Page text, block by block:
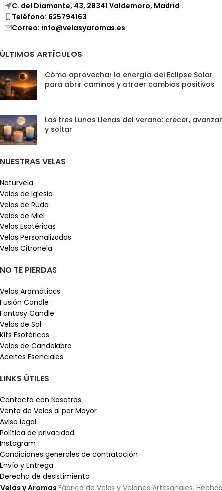
C. del Diamante, 43, 28341 Valdemoro, Madrid
Teléfono: 625794163
Correo: info@velasyaromas.es
ÚLTIMOS ARTÍCULOS
Cómo aprovechar la energía del Eclipse Solar
para abrir caminos y atraer cambios positivos
Las tres Lunas Llenas del verano: crecer, avanzar
y soltar
NUESTRAS VELAS
Naturvela
Velas de Iglesia
Velas de Ruda
Velas de Miel
Velas Esotéricas
Velas Personalizadas
Velas Citronela
NO TE PIERDAS
Velas Aromáticas
Fusión Candle
Fantasy Candle
Velas de Sal
Kits Esotéricos
Velas de Candelabro
Aceites Esenciales
LINKS ÚTILES
Contacta con Nosotros
Venta de Velas al por Mayor
Aviso legal
Política de privacidad
Instagram
Condiciones generales de contratación
Envío y Entrega
Derecho de desistimiento
Velas y Aromas Fábrica de Velas y Velones Artesanales. Hechas